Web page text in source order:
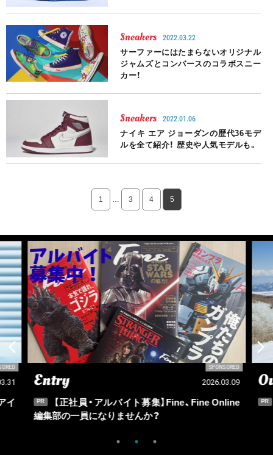
Sneakers 2022.03.22
サーファーにはたまらないオリジナル
ジャムズとコンバースのコラボスニー
カー！
Sneakers 2022.01.06
ナイキ エア ジョーダンの歴代36モデ
ルを全て紹介！ 歴史や人気モデルも。
1 3 4 5
イ
SPONSORED
Entry 2026.03.09
PR
【正社員・アルバイト募集】Fine、Fine Online
編集部の一員になりませんか？
PR